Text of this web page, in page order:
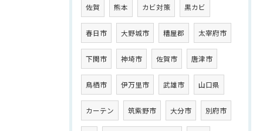
佐賀 熊本 カビ対策 黒カビ
春日市 大野城市 糟屋郡 太宰府市
下関市 神埼市 佐賀市 唐津市
鳥栖市 伊万里市 武雄市 山口県
カーテン 筑紫野市 大分市 別府市